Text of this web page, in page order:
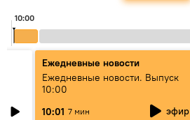
10:00
Ежедневные новости
Ежедневные новости. Выпуск
10:00
10:01 7 мин эфир